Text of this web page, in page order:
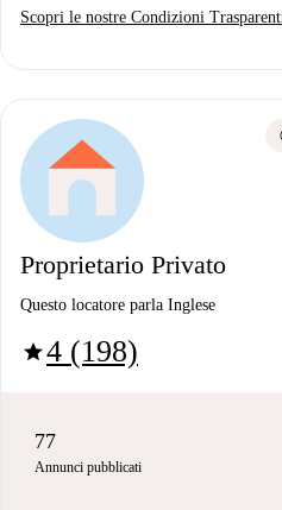
Scopri le nostre Condizioni
Proprietario Privato
Questo locatore parla Inglese
star4 (198)
77
Annunci pubblicati